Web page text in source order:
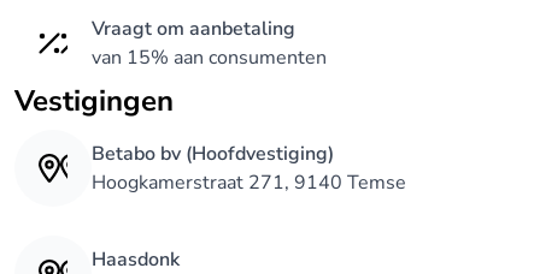
Vraagt om aanbetaling
van 15% aan consumenten
Vestigingen
Betabo bv (Hoofdvestiging)
Hoogkamerstraat 271, 9140 Temse
Haasdonk